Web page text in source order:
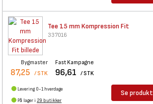
Tee 15 mm Kompression Fit
337016
Bygmaster
87,25 / STK
Fast Kampagne
96,61 / STK
Levering 0-1 hverdage
På lager i 29 butikker
Se produkt